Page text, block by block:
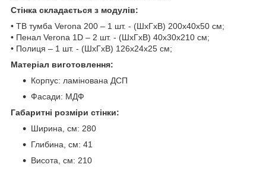
Стінка складається з модулів:
• ТВ тумба Verona 200 – 1 шт. - (ШхГхВ) 200х40х50 см;
• Пенал Verona 1D – 2 шт. - (ШхГхВ) 40х30х210 см;
• Полиця – 1 шт. - (ШхГхВ) 126х24х25 см;
Матеріал виготовлення:
Корпус: ламінована ДСП
Фасади: МДФ
Габаритні розміри стінки:
Ширина, см: 280
Глибина, см: 41
Висота, см: 210